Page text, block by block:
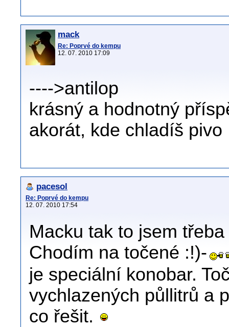
mack
Re: Poprvé do kempu
12. 07. 2010 17:09
---->antilop
krásný a hodnotný
akorát, kde chladíš pivo
pacesol
Re: Poprvé do kempu
12. 07. 2010 17:54
Macku tak to jsem
Chodím na točené :!)-
je speciální konobar.
vychlazených půllitrů a
co řešit.